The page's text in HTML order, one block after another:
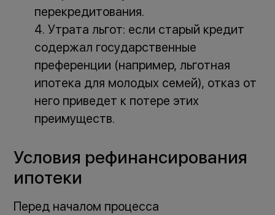
перекредитования.
Утрата льгот: если старый кредит
содержал государственные
преференции (например, льготная
ипотека для молодых семей), отказ от
него приведет к потере этих
преимуществ.
Условия рефинансирования
ипотеки
Перед началом процесса